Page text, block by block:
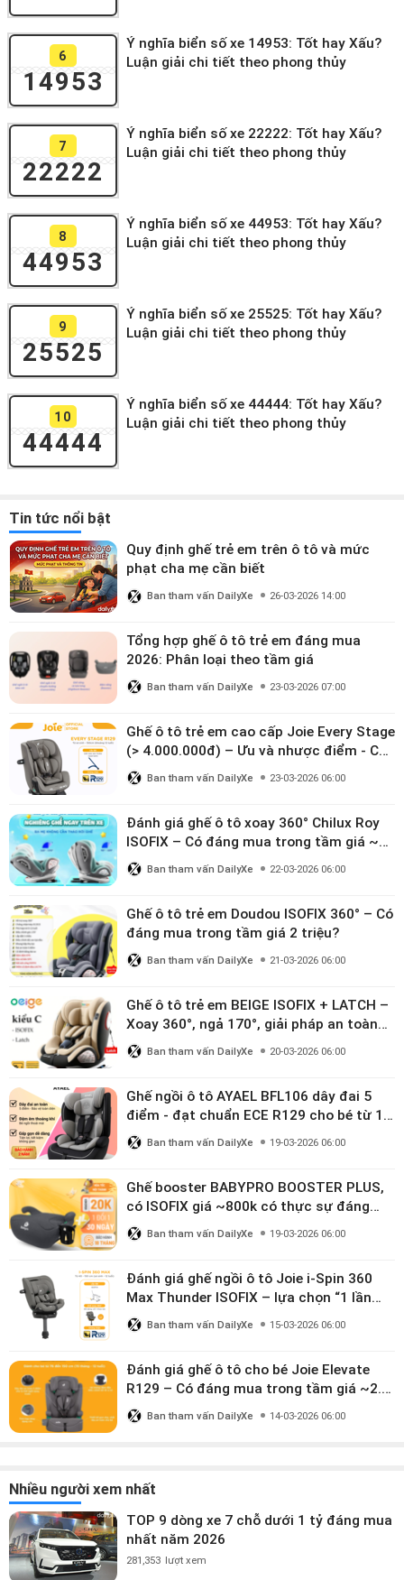
6
14953
Ý nghĩa biển số xe 14953: Tốt hay Xấu?
Luận giải chi tiết theo phong thủy
7
22222
Ý nghĩa biển số xe 22222: Tốt hay Xấu?
Luận giải chi tiết theo phong thủy
8
44953
Ý nghĩa biển số xe 44953: Tốt hay Xấu?
Luận giải chi tiết theo phong thủy
9
25525
Ý nghĩa biển số xe 25525: Tốt hay Xấu?
Luận giải chi tiết theo phong thủy
10
44444
Ý nghĩa biển số xe 44444: Tốt hay Xấu?
Luận giải chi tiết theo phong thủy
Tin tức nổi bật
Quy định ghế trẻ em trên ô tô và mức
phạt cha mẹ cần biết
Ban tham vấn DailyXe 26-03-2026 14:00
Tổng hợp ghế ô tô trẻ em đáng mua
2026: Phân loại theo tầm giá
Ban tham vấn DailyXe 23-03-2026 07:00
Ghế ô tô trẻ em cao cấp Joie Every Stage
(> 4.000.000đ) – Ưu và nhược điểm - Có
đáng đầu tư cho bé từ 0–12 tuổi?
Ban tham vấn DailyXe 23-03-2026 06:00
Đánh giá ghế ô tô xoay 360° Chilux Roy
ISOFIX – Có đáng mua trong tầm giá ~3
triệu
Ban tham vấn DailyXe 22-03-2026 06:00
Ghế ô tô trẻ em Doudou ISOFIX 360° – Có
đáng mua trong tầm giá 2 triệu?
Ban tham vấn DailyXe 21-03-2026 06:00
Ghế ô tô trẻ em BEIGE ISOFIX + LATCH –
Xoay 360°, ngả 170°, giải pháp an toàn
linh hoạt cho bé 0–10 tuổi
Ban tham vấn DailyXe 20-03-2026 06:00
Ghế ngồi ô tô AYAEL BFL106 dây đai 5
điểm - đạt chuẩn ECE R129 cho bé từ 1–
10 tuổi
Ban tham vấn DailyXe 19-03-2026 06:00
Ghế booster BABYPRO BOOSTER PLUS,
có ISOFIX giá ~800k có thực sự đáng
mua?
Ban tham vấn DailyXe 19-03-2026 06:00
Đánh giá ghế ngồi ô tô Joie i-Spin 360
Max Thunder ISOFIX – lựa chọn “1 lần
dùng đến 12 năm” có đáng giá gần 9
triệu?
Ban tham vấn DailyXe 15-03-2026 06:00
Đánh giá ghế ô tô cho bé Joie Elevate
R129 – Có đáng mua trong tầm giá ~2.8
triệu?
Ban tham vấn DailyXe 14-03-2026 06:00
Nhiều người xem nhất
TOP 9 dòng xe 7 chỗ dưới 1 tỷ đáng mua
nhất năm 2026
281,353 lượt xem